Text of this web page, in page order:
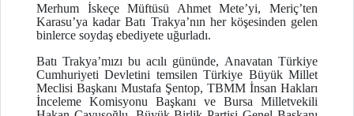
Merhum İskeçe Müftüsü Ahmet Mete’yi, Meriç’ten
Karasu’ya kadar Batı Trakya’nın her köşesinden gelen
binlerce soydaş ebediyete uğurladı.
Batı Trakya’mızı bu acılı gününde, Anavatan Türkiye
Cumhuriyeti Devletini temsilen Türkiye Büyük Millet
Meclisi Başkanı Mustafa Şentop, TBMM İnsan Hakları
İnceleme Komisyonu Başkanı ve Bursa Milletvekili